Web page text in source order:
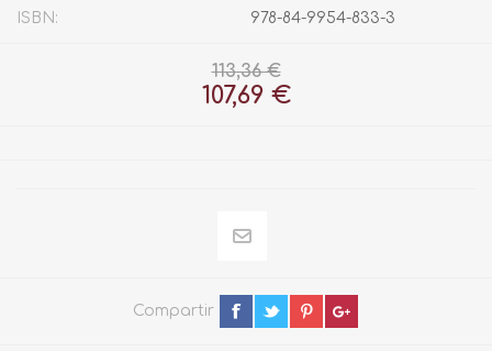
ISBN: 978-84-9954-833-3
113,36 €
107,69 €
Compartir